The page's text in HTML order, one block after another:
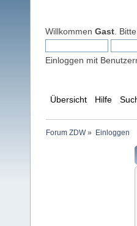
Willkommen Gast . Bitte
Einloggen mit
Übersicht Hilfe
Forum ZDW» Einloggen